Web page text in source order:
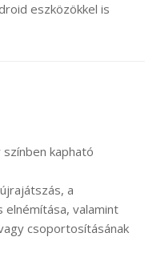
eszközökkel is
kapható
a
elnémítása, valamint
csoportosításának